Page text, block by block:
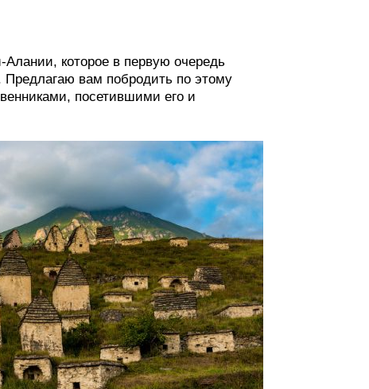
которое в первую очередь
Предлагаю вам побродить по этому
посетившими его и